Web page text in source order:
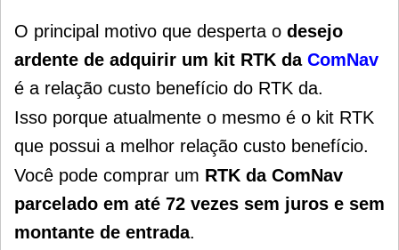
O principal motivo que desperta o desejo
ardente de adquirir um kit RTK da ComNav
é a relação custo benefício do RTK da.
Isso porque atualmente o mesmo é o kit RTK
que possui a melhor relação custo benefício.
Você pode comprar um RTK da ComNav
parcelado em até 72 vezes sem juros e sem
montante de entrada.